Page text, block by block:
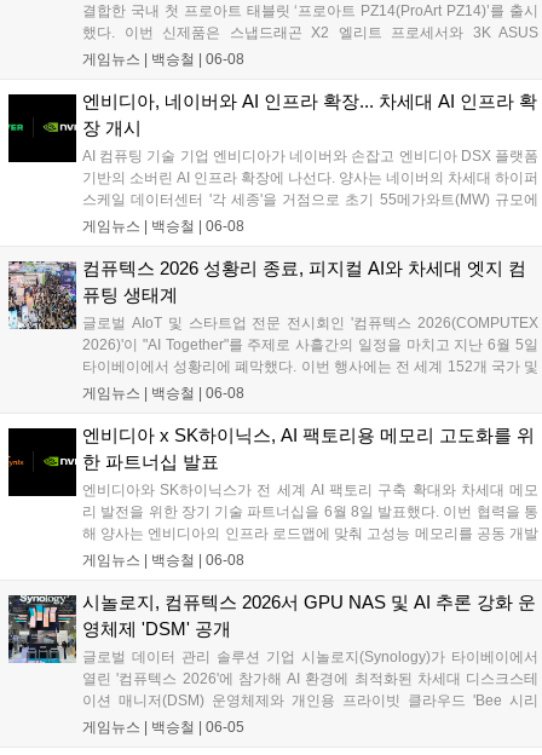
결합한 국내 첫 프로아트 태블릿 ‘프로아트 PZ14(ProArt PZ14)’를 출시
했다. 이번 신제품은 스냅드래곤 X2 엘리트 프로세서와 3K ASUS
Lumina Pro OLED 디스플레이를 탑재해 고해상도 그래픽 작업과 부드
1TB PCIe 4.0 SSD를 바탕으로 안정적인 구동 환경을 제공하며, 온디바
이스 AI 기능 처리를 위한 최대 80 TOPS 성능의 NPU를 갖췄다....
게임뉴스 | 백승철 | 06-08
엔비디아, 네이버와 AI 인프라 확장... 차세대 AI 인프라 확
장 개시
AI 컴퓨팅 기술 기업 엔비디아가 네이버와 손잡고 엔비디아 DSX 플랫폼
기반의 소버린 AI 인프라 확장에 나선다. 양사는 네이버의 차세대 하이퍼
스케일 데이터센터 '각 세종'을 거점으로 초기 55메가와트(MW) 규모에
서 향후 기가와트(GW)급까지 확장되는 대규모 AI 팩토리를 구축할 계획
웨어를 도입하여 국내외 산업계를 위한 에이전틱 AI 서비스 및 차세대 하
이퍼클로바X 모델 고도화를 본격화한다....
게임뉴스 | 백승철 | 06-08
컴퓨텍스 2026 성황리 종료, 피지컬 AI와 차세대 엣지 컴
퓨팅 생태계
글로벌 AIoT 및 스타트업 전문 전시회인 '컴퓨텍스 2026(COMPUTEX
2026)'이 "AI Together"를 주제로 사흘간의 일정을 마치고 지난 6월 5일
타이베이에서 성황리에 폐막했다. 이번 행사에는 전 세계 152개 국가 및
지역에서 11만 1,312명의 바이어가 방문했으며, 인텔, 퀄컴, 마벨, NXP
팅 및 게이밍 환경의 핵심이 될 AI 기술의 미래 청사진을 제시했다. 특히
가상 공간을 넘어 실제 하드웨어 제어와 연동되는 피지컬 AI 기술과 에이
수스(ASUS), 트랜센드 등 주요 제조사들의 지속가능한 하드웨어 생태계
가 집중 조명되며 전 세계 게이머들과 산업 관계자들의 이목을 집중시켰
다....
게임뉴스 | 백승철 | 06-08
엔비디아 x SK하이닉스, AI 팩토리용 메모리 고도화를 위
한 파트너십 발표
엔비디아와 SK하이닉스가 전 세계 AI 팩토리 구축 확대와 차세대 메모
리 발전을 위한 장기 기술 파트너십을 6월 8일 발표했다. 이번 협력을 통
해 양사는 엔비디아의 인프라 로드맵에 맞춰 고성능 메모리를 공동 개발
하며, 개인용 PC 시장을 겨냥한 '엔비디아 RTX 스파크(RTX Spark) PC'
어링 협력을 기반으로 최첨단 모델 훈련부터 차세대 PC 및 로보틱스 컴
퓨팅 플랫폼까지 아우르는 고성능 반도체 생태계를 구축할 방침이다....
게임뉴스 | 백승철 | 06-08
시놀로지, 컴퓨텍스 2026서 GPU NAS 및 AI 추론 강화 운
영체제 'DSM' 공개
글로벌 데이터 관리 솔루션 기업 시놀로지(Synology)가 타이베이에서
열린 '컴퓨텍스 2026'에 참가해 AI 환경에 최적화된 차세대 디스크스테
이션 매니저(DSM) 운영체제와 개인용 프라이빗 클라우드 'Bee 시리
즈'를 포함한 신규 라인업을 전격 공개했다. 이번 신제품군은 하드웨어
게임뉴스 | 백승철 | 06-05